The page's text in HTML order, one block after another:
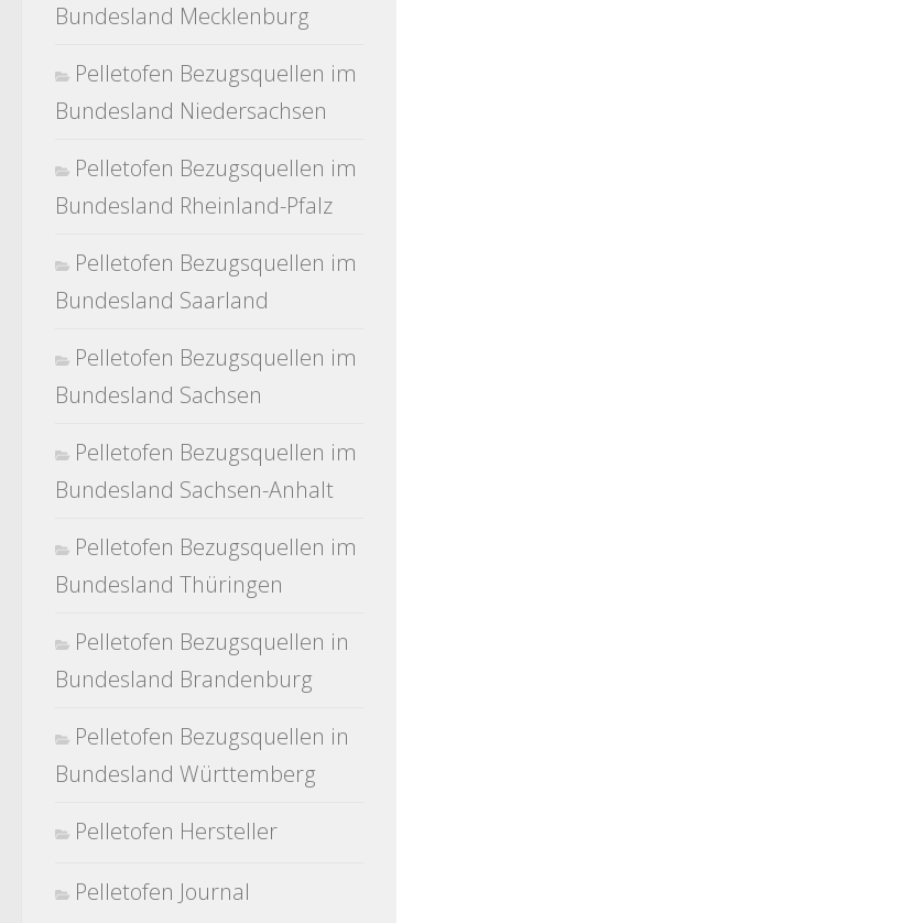
Bundesland Mecklenburg
Pelletofen Bezugsquellen im
Bundesland Niedersachsen
Pelletofen Bezugsquellen im
Bundesland Rheinland-Pfalz
Pelletofen Bezugsquellen im
Bundesland Saarland
Pelletofen Bezugsquellen im
Bundesland Sachsen
Pelletofen Bezugsquellen im
Bundesland Sachsen-Anhalt
Pelletofen Bezugsquellen im
Bundesland Thüringen
Pelletofen Bezugsquellen in
Bundesland Brandenburg
Pelletofen Bezugsquellen in
Bundesland Württemberg
Pelletofen Hersteller
Pelletofen Journal